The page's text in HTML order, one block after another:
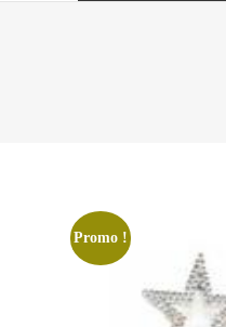
Promo !